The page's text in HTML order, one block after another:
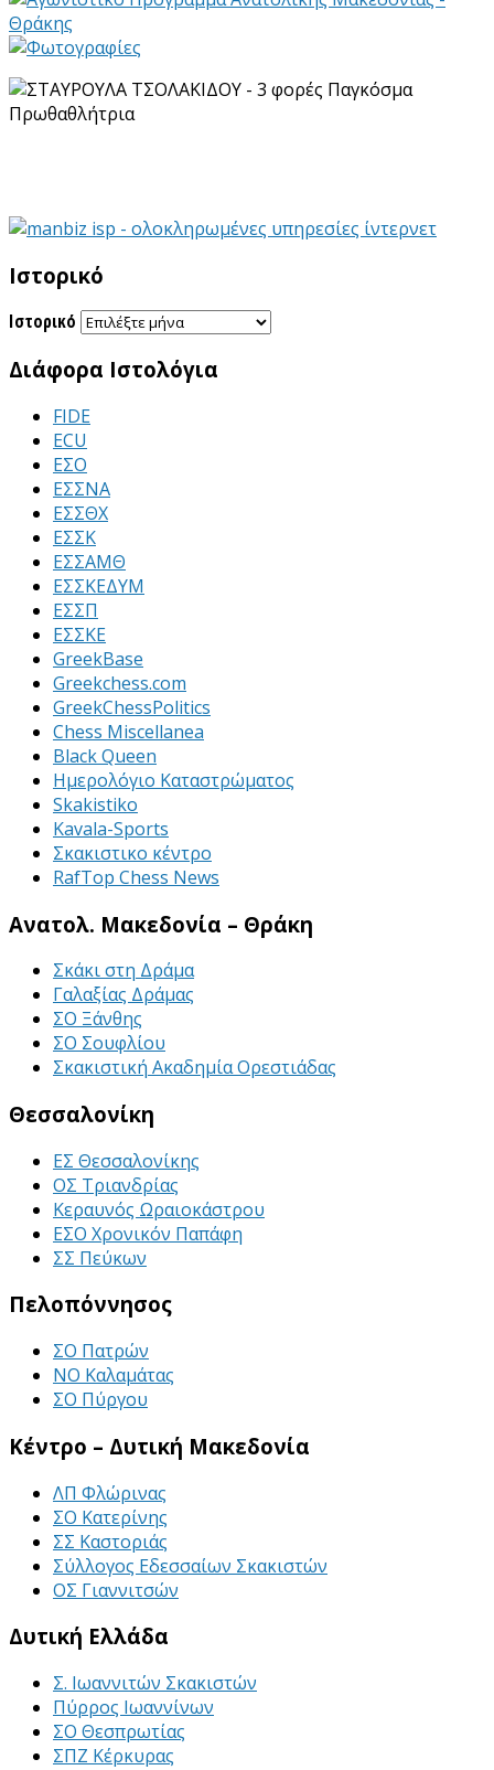
Ιστορικό
Ιστορικό
Διάφορα Ιστολόγια
FIDE
ECU
ΕΣΟ
ΕΣΣΝΑ
ΕΣΣΘΧ
ΕΣΣΚ
ΕΣΣΑΜΘ
ΕΣΣΚΕΔΥΜ
ΕΣΣΠ
ΕΣΣΚΕ
GreekBase
Greekchess.com
GreekChessPolitics
Chess Miscellanea
Black Queen
Ημερολόγιο Καταστρώματος
Skakistiko
Kavala-Sports
Σκακιστικο κέντρο
RafTop Chess News
Ανατολ. Μακεδονία – Θράκη
Σκάκι στη Δράμα
Γαλαξίας Δράμας
ΣΟ Ξάνθης
ΣΟ Σουφλίου
Σκακιστική Ακαδημία Ορεστιάδας
Θεσσαλονίκη
ΕΣ Θεσσαλονίκης
ΟΣ Τριανδρίας
Κεραυνός Ωραιοκάστρου
ΕΣΟ Χρονικόν Παπάφη
ΣΣ Πεύκων
Πελοπόννησος
ΣΟ Πατρών
ΝΟ Καλαμάτας
ΣΟ Πύργου
Κέντρο – Δυτική Μακεδονία
ΛΠ Φλώρινας
ΣΟ Κατερίνης
ΣΣ Καστοριάς
Σύλλογος Εδεσσαίων Σκακιστών
ΟΣ Γιαννιτσών
Δυτική Ελλάδα
Σ. Ιωαννιτών Σκακιστών
Πύρρος Ιωαννίνων
ΣΟ Θεσπρωτίας
ΣΠΖ Κέρκυρας